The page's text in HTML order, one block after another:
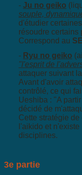
- Ju no geiko
souple,
d'étudier
résoudre certains
Correspond au
- Ryu no geiko
"l'esprit de
attaquer suivant
Avant d'avoir
contrôlé, ce qui
Ueshiba : "A
décidé de
Cette stratégie
l'aikido et
disciplines.
3e partie